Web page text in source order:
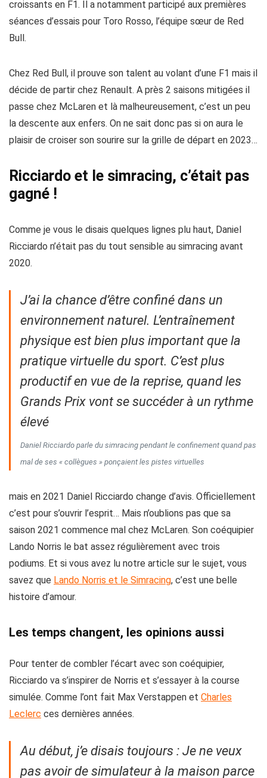
croissants en F1. Il a notamment participé aux premières
séances d’essais pour Toro Rosso, l’équipe sœur de Red
Bull.
Chez Red Bull, il prouve son talent au volant d’une F1 mais il
décide de partir chez Renault. A près 2 saisons mitigées il
passe chez McLaren et là malheureusement, c’est un peu
la descente aux enfers. On ne sait donc pas si on aura le
plaisir de croiser son sourire sur la grille de départ en 2023…
Ricciardo et le simracing, c’était pas
gagné !
Comme je vous le disais quelques lignes plu haut, Daniel
Ricciardo n’était pas du tout sensible au simracing avant
2020.
J’ai la chance d’être confiné dans un
environnement naturel. L’entraînement
physique est bien plus important que la
pratique virtuelle du sport. C’est plus
productif en vue de la reprise, quand les
Grands Prix vont se succéder à un rythme
élevé
Daniel Ricciardo parle du simracing pendant le confinement quand pas
mal de ses « collègues » ponçaient les pistes virtuelles
mais en 2021 Daniel Ricciardo change d’avis. Officiellement
c’est pour s’ouvrir l’esprit… Mais n’oublions pas que sa
saison 2021 commence mal chez McLaren. Son coéquipier
Lando Norris le bat assez régulièrement avec trois
podiums. Et si vous avez lu notre article sur le sujet, vous
savez que Lando Norris et le Simracing, c’est une belle
histoire d’amour.
Les temps changent, les opinions aussi
Pour tenter de combler l’écart avec son coéquipier,
Ricciardo va s’inspirer de Norris et s’essayer à la course
simulée. Comme l’ont fait Max Verstappen et Charles
Leclerc ces dernières années.
Au début, j’e disais toujours : Je ne veux
pas avoir de simulateur à la maison parce